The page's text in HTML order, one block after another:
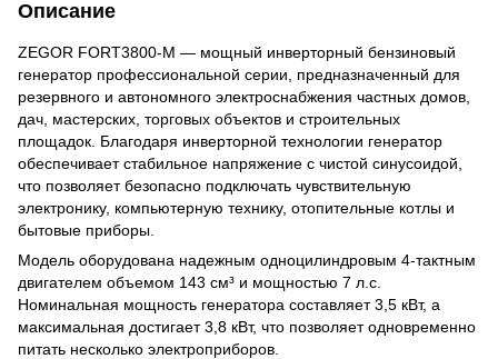
Описание
ZEGOR FORT3800-M — мощный инверторный бензиновый
генератор профессиональной серии, предназначенный для
резервного и автономного электроснабжения частных домов,
дач, мастерских, торговых объектов и строительных
площадок. Благодаря инверторной технологии генератор
обеспечивает стабильное напряжение с чистой синусоидой,
что позволяет безопасно подключать чувствительную
электронику, компьютерную технику, отопительные котлы и
бытовые приборы.
Модель оборудована надежным одноцилиндровым 4-тактным
двигателем объемом 143 см³ и мощностью 7 л.с.
Номинальная мощность генератора составляет 3,5 кВт, а
максимальная достигает 3,8 кВт, что позволяет одновременно
питать несколько электроприборов.